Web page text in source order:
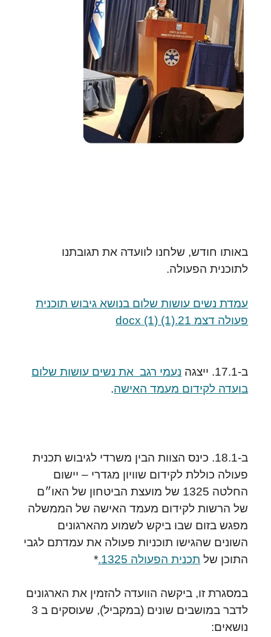
באותו חודש, שלחנו לוועדה את תגובתנו
לתוכנית הפעולה.
עמדת נשים עושות שלום בנושא גיבוש תוכנית
פעולה דצמ 21.docx (1) (1)
ב-17.1. ייצגה
נעמי רגב את נשים עושות שלום
בועדה לקידום מעמד האישה.
ב-18.1. כינס הצוות הבין משרדי לגיבוש תכנית
פעולה כוללת לקידום שוויון מגדרי – יישום
החלטה 1325 של מועצת הביטחון של האו״ם
של הרשות לקידום מעמד האישה של הממשלה
מפגש בזום שבו ביקש לשמוע מהארגונים
השונים שהגישו תוכניות פעולה את עמדתם לגבי
התוכן של תכנית הפעולה 1325. *
במסגרת זו, ביקשה הוועדה להזמין את הארגונים
לדבר במושבים שונים (במקביל), שעוסקים ב 3
נושאים: